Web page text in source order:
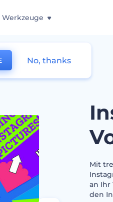
Werkzeuge
Mit
an Ihr
den
No, thanks